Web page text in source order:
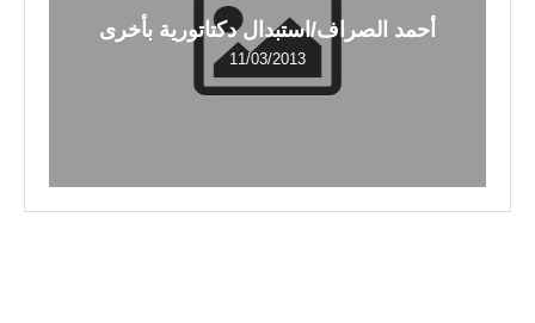
أحمد الصراف/استبدال دكتاتورية بأخرى
11/03/2013